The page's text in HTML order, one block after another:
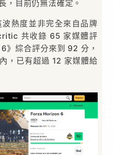
，目前仍無法確定。
熱度並非完全來自品牌
共收錄 65 家媒體評
6》綜合評分來到 92 分，
，已有超過 12 家媒體給